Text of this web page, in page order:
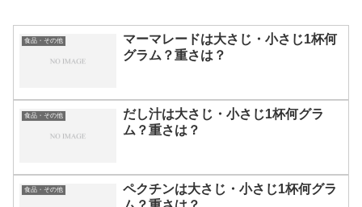
食品・その他
マーマレードは大さじ・小さじ1杯何
グラム？重さは？
食品・その他
だし汁は大さじ・小さじ1杯何グラ
ム？重さは？
食品・その他
ペクチンは大さじ・小さじ1杯何グラ